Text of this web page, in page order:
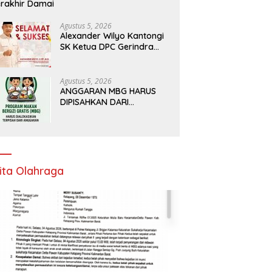
Damai
Agustus 5, 2026
Alexander Wilyo Kantongi
SK Ketua DPC Gerindra
Agustus 5, 2026
ANGGARAN MBG HARUS
DIPISAHKAN DARI
Olahraga